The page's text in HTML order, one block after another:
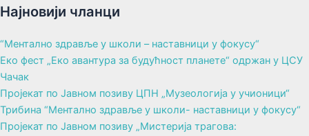
Најновији чланци
“Ментално здравље у школи – наставници у фокусу“
Еко фест „Еко авантура за будућност планете“ одржан у ЦСУ
Чачак
Пројекат по Јавном позиву ЦПН „Музеологија у учионици“
Трибина “Ментално здравље у школи- наставници у фокусу“
Пројекат по Јавном позиву „Мистерија трагова: